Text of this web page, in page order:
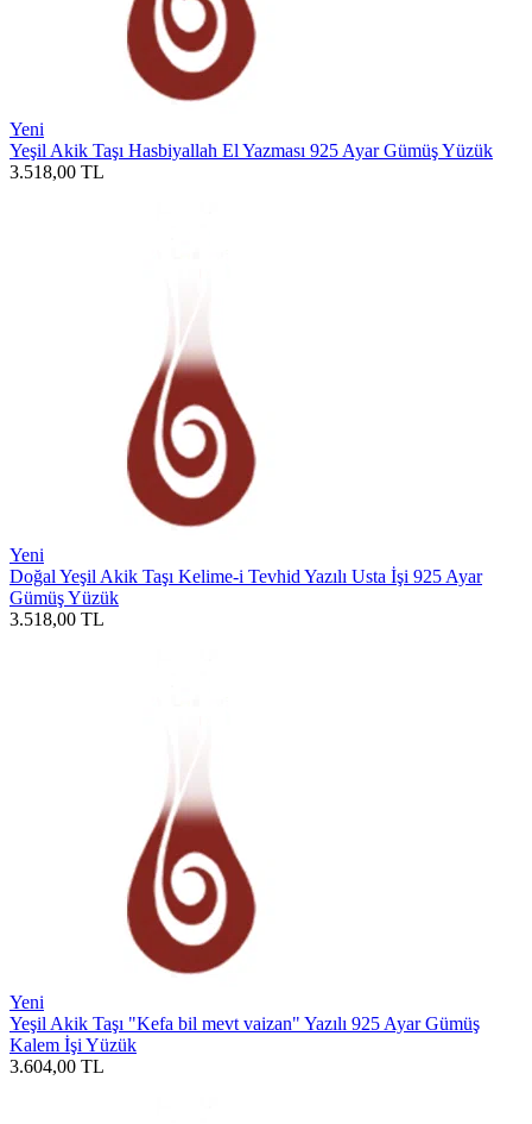
Yeni
Yeşil Akik Taşı Hasbiyallah El Yazması 925 Ayar Gümüş Yüzük
3.518,00 TL
Yeni
Doğal Yeşil Akik Taşı Kelime-i Tevhid Yazılı Usta İşi 925 Ayar
Gümüş Yüzük
3.518,00 TL
Yeni
Yeşil Akik Taşı "Kefa bil mevt vaizan" Yazılı 925 Ayar Gümüş
Kalem İşi Yüzük
3.604,00 TL